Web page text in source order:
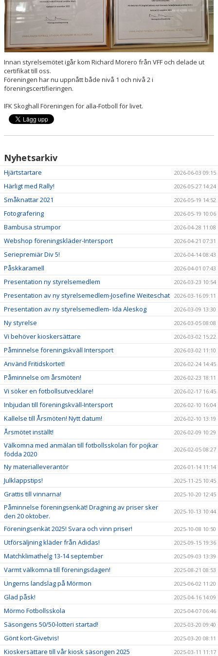
LÄNKAR
SAMARBETSPARTNERS
Innan styrelsemötet igår kom Richard Morero från VFF och delade ut
certifikat till oss.
Föreningen har nu uppnått både nivå 1 och nivå 2 i
föreningscertifieringen.
IFK Skoghall Föreningen för alla-Fotboll för livet.
Nyhetsarkiv
Hjärtstartare 2026-06-03 09:15
Härligt med Rally! 2026-05-27 14:24
Småknattar 2021 2026-05-19 14:52
Fotografering 2026-05-19 10:06
Bambusa strumpor 2026-04-28 11:08
Webshop föreningskläder-Intersport 2026-04-21 07:31
Seriepremiär Div 5! 2026-04-14 08:43
Påskkaramell 2026-04-01 07:43
Presentation ny styrelsemedlem 2026-03-23 10:54
Presentation av ny styrelsemedlem-Josefine Weiteschat 2026-03-16 09:11
Presentation av ny styrelsemedlem- Ida Aleskog 2026-03-09 13:30
Ny styrelse 2026-03-05 08:08
Vi behöver kioskersättare 2026-03-02 15:22
Påminnelse föreningskväll Intersport 2026-03-02 11:10
Använd Fritidskortet! 2026-02-24 14:45
Påminnelse om årsmöten! 2026-02-23 18:11
Vi söker en fotbollsutvecklare! 2026-02-17 16:45
Inbjudan till föreningskväll-Intersport 2026-02-10 16:04
Kallelse till Årsmöten! Nytt datum! 2026-02-10 13:19
Årsmötet inställt! 2026-02-09 10:29
Välkomna med anmälan till fotbollsskolan för pojkar
födda 2020
2026-02-05 08:27
Ny materialleverantör 2026-01-14 11:14
Julklappstips! 2025-11-25 10:45
Grattis till vinnarna! 2025-10-20 12:45
Påminnelse föreningsenkät! Dragning av priser sker
den 20 oktober.
2025-10-13 10:44
Föreningsenkät 2025! Svara och vinn priser! 2025-10-08 10:50
Utförsäljning kläder från Adidas! 2025-09-15 19:36
Matchklimathelg 13-14 september 2025-09-03 13:39
Varmt välkomna till föreningsdagen! 2025-08-21 08:53
Ungerns landslag på Mörmon 2025-06-02 11:20
Glad påsk! 2025-04-16 14:09
Mörmo Fotbollsskola 2025-04-07 06:46
Säsongens 50/50-lotteri startad! 2025-03-20 09:40
Gönt kort-Givetvis! 2025-03-20 08:11
Kioskersättare till vår kiosk säsongen 2025 2025-03-11 11:17